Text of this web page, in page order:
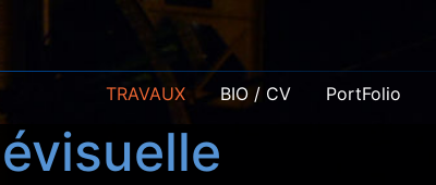
TRAVAUX BIO / CV PortFolio